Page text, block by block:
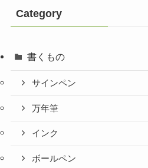
Category
書くもの
サインペン
万年筆
インク
ボールペン